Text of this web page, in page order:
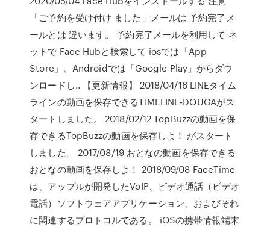
「ご予約を受け付け ました」メールは 予約完了メ
ールとは 違います。 予約完了メールを利用して ネ
ットで Face Hubと検索して iosでは「App
Store」、Androidでは「Google Play」からダウ
ンロードし.. 【更新情報】 2018/04/16 LINEタイム
ラインの動画を保存できるTIMELINE-DOUGAがス
タートしました。 2018/02/12 TopBuzzの動画を保
存できるTopBuzzの動画を保存しよ！ がスタート
しました。 2017/08/19 おとなの動画を保存できる
おとなの動画を保存しよ！ 2018/09/08 FaceTime
は、アップルが開発したVoIP、ビデオ通話（ビデオ
電話）ソフトウェアアプリケーション、およびそれ
に関連するプロトコルである。 iOSの携帯情報端末